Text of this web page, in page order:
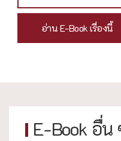
อ่าน E-Book เรื่องนี้
E-Book อื่น